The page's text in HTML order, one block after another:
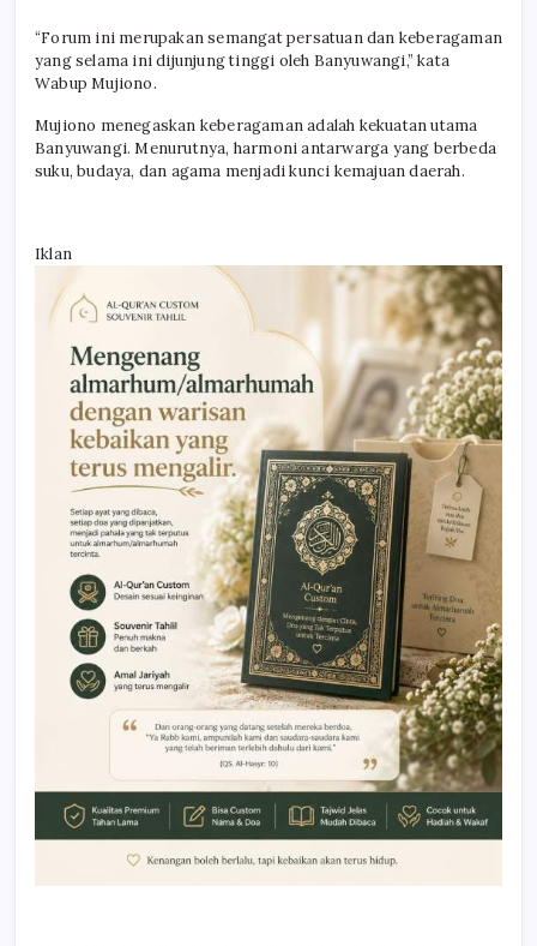
“Forum ini merupakan semangat persatuan dan keberagaman
yang selama ini dijunjung tinggi oleh Banyuwangi,” kata
Wabup Mujiono.
Mujiono menegaskan keberagaman adalah kekuatan utama
Banyuwangi. Menurutnya, harmoni antarwarga yang berbeda
suku, budaya, dan agama menjadi kunci kemajuan daerah.
Iklan